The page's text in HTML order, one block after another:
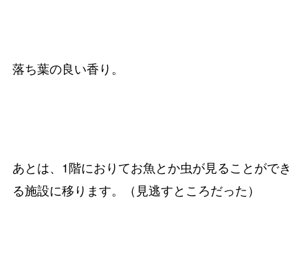
落ち葉の良い香り。
あとは、1階におりてお魚とか虫が見ることができ
る施設に移ります。（見逃すところだった）